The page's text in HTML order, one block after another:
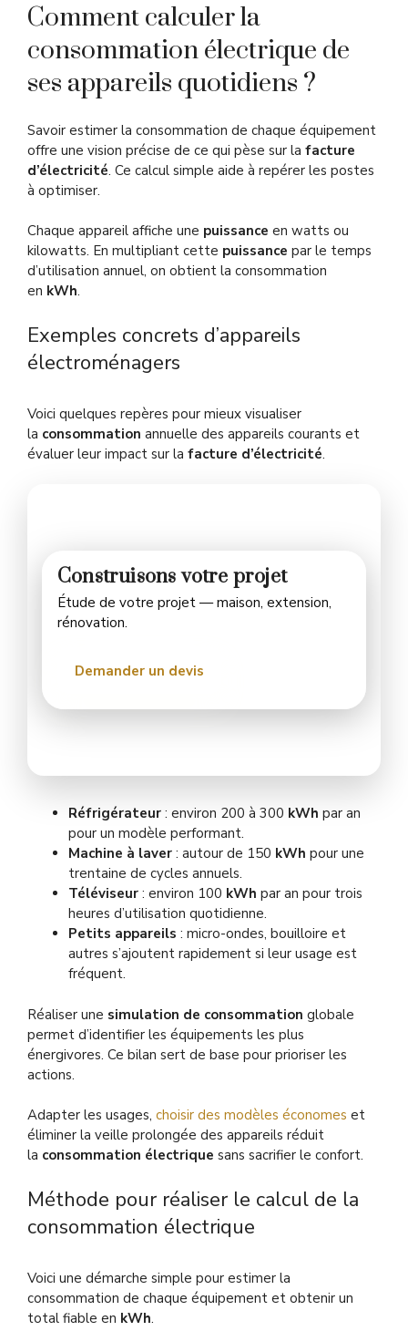
Comment calculer la
consommation électrique de
ses appareils quotidiens ?
Savoir estimer la consommation de chaque équipement
offre une vision précise de ce qui pèse sur la facture
d’électricité. Ce calcul simple aide à repérer les postes
à optimiser.
Chaque appareil affiche une puissance en watts ou
kilowatts. En multipliant cette puissance par le temps
d’utilisation annuel, on obtient la consommation
en kWh.
Exemples concrets d’appareils
électroménagers
Voici quelques repères pour mieux visualiser
la consommation annuelle des appareils courants et
évaluer leur impact sur la facture d’électricité.
Construisons votre projet
Étude de votre projet — maison, extension,
rénovation.
Demander un devis
Réfrigérateur : environ 200 à 300 kWh par an
pour un modèle performant.
Machine à laver : autour de 150 kWh pour une
trentaine de cycles annuels.
Téléviseur : environ 100 kWh par an pour trois
heures d’utilisation quotidienne.
Petits appareils : micro-ondes, bouilloire et
autres s’ajoutent rapidement si leur usage est
fréquent.
Réaliser une simulation de consommation globale
permet d’identifier les équipements les plus
énergivores. Ce bilan sert de base pour prioriser les
actions.
Adapter les usages, choisir des modèles économes et
éliminer la veille prolongée des appareils réduit
la consommation électrique sans sacrifier le confort.
Méthode pour réaliser le calcul de la
consommation électrique
Voici une démarche simple pour estimer la
consommation de chaque équipement et obtenir un
total fiable en kWh.